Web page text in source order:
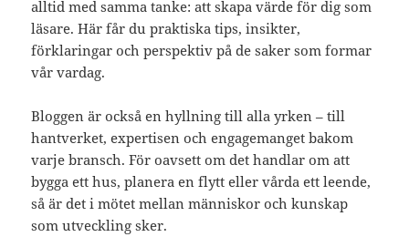
alltid med samma tanke: att skapa värde för dig som
läsare. Här får du praktiska tips, insikter,
förklaringar och perspektiv på de saker som formar
vår vardag.
Bloggen är också en hyllning till alla yrken – till
hantverket, expertisen och engagemanget bakom
varje bransch. För oavsett om det handlar om att
bygga ett hus, planera en flytt eller vårda ett leende,
så är det i mötet mellan människor och kunskap
som utveckling sker.